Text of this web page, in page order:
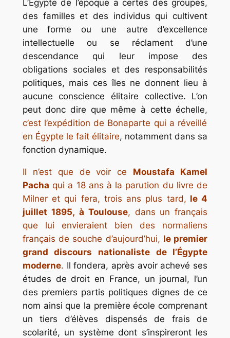
L’Égypte de l’époque a certes des groupes,
des familles et des individus qui cultivent
une forme ou une autre d’excellence
intellectuelle ou se réclament d’une
descendance qui leur impose des
obligations sociales et des responsabilités
politiques, mais ces îles ne donnent lieu à
aucune conscience élitaire collective. L’on
peut donc dire que même à cette échelle,
c’est l’expédition de Bonaparte qui a réveillé
en Égypte le fait élitaire, notamment dans sa
fonction dynamique.
Il n’est que de voir ce Moustafa Kamel
Pacha qui a 18 ans à la parution du livre de
Milner et qui fera, trois ans plus tard, le 4
juillet 1895, à Toulouse, dans un français
que lui envieraient bien des normaliens
français de souche d’aujourd’hui, le premier
grand discours nationaliste de l’Égypte
moderne. Il fondera, après avoir achevé ses
études de droit en France, un journal, l’un
des premiers partis politiques dignes de ce
nom ainsi que la première école comprenant
un tiers d’élèves dispensés de frais de
scolarité, un système dont s’inspireront les